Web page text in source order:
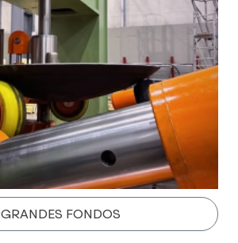
GRANDES FONDOS